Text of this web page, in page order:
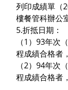
列印成績單（
樓餐管科辦公
5.折抵日期：
（1）93年次
程成績合格者
（2）94年次
程成績合格者